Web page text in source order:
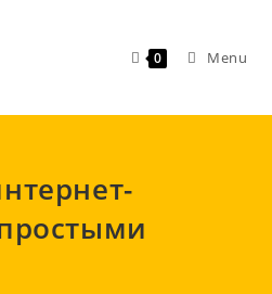
0 Menu